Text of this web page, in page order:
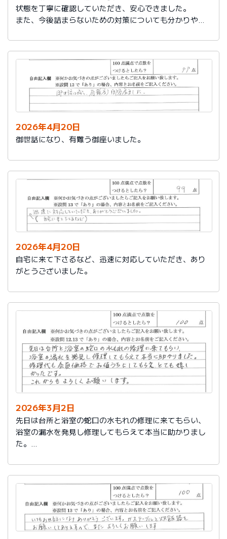
状態を丁寧に確認していただき、安心できました。
また、今後詰まらないための対策についても分かりやす
ありがとうございました。
2026年4月20日
御世話になり、有難う御座いました。
2026年4月20日
自宅に来て下さるなど、迅速に対応していただき、あり
がとうございました。
2026年3月2日
先日は台所と浴室の蛇口の水もれの修理に来てもらい、
浴室の漏水を発見し修理してもらえて本当に助かりまし
た。
かったです。
これからもよろしくお願いします。